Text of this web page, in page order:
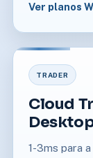
Ver planos
TRADER
Cloud
1-3ms para